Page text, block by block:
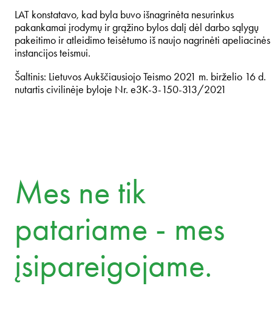
LAT konstatavo, kad byla buvo išnagrinėta nesurinkus
pakankamai įrodymų ir grąžino bylos dalį dėl darbo sąlygų
pakeitimo ir atleidimo teisėtumo iš naujo nagrinėti apeliacinės
instancijos teismui.
Šaltinis: Lietuvos Aukščiausiojo Teismo 2021 m. birželio 16 d.
nutartis civilinėje byloje Nr. e3K-3-150-313/2021
Mes ne tik
patariame - mes
įsipareigojame.